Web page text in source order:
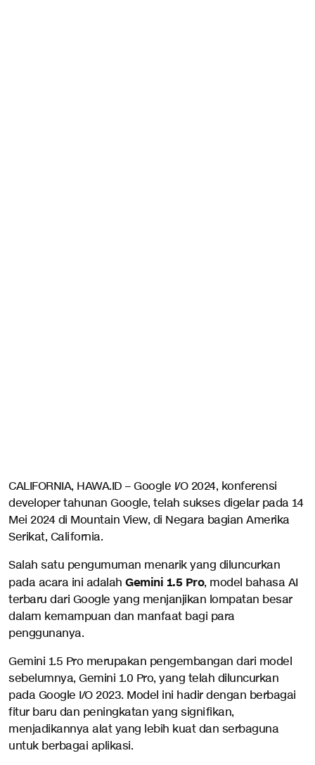
CALIFORNIA, HAWA.ID – Google I/O 2024, konferensi
developer tahunan Google, telah sukses digelar pada 14
Mei 2024 di Mountain View, di Negara bagian Amerika
Serikat, California.
Salah satu pengumuman menarik yang diluncurkan
pada acara ini adalah Gemini 1.5 Pro, model bahasa AI
terbaru dari Google yang menjanjikan lompatan besar
dalam kemampuan dan manfaat bagi para
penggunanya.
Gemini 1.5 Pro merupakan pengembangan dari model
sebelumnya, Gemini 1.0 Pro, yang telah diluncurkan
pada Google I/O 2023. Model ini hadir dengan berbagai
fitur baru dan peningkatan yang signifikan,
menjadikannya alat yang lebih kuat dan serbaguna
untuk berbagai aplikasi.